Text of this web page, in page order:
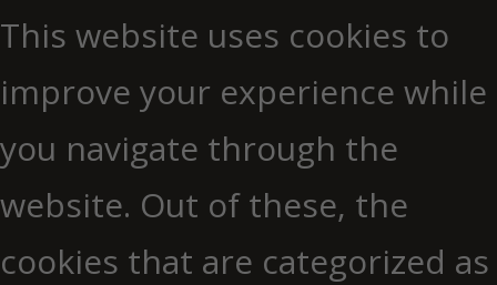
This website uses cookies to
improve your experience while
you navigate through the
website. Out of these, the
cookies that are categorized as